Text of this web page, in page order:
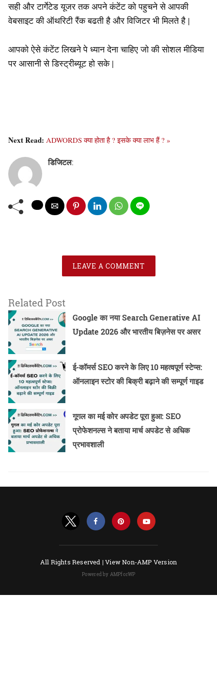
सही और टार्गेटेड यूजर तक अपने कंटेंट को पहुचने से आपकी
वेबसाइट की ऑथरिटी रैंक बढती है और विजिटर भी मिलते है |
आपको ऐसे कंटेंट लिखने पे ध्यान देना चाहिए जो की सोशल मीडिया
पर आसानी से डिस्ट्रीब्यूट हो सके |
Next Read: ADWORDS क्या होता है ? इसके क्या लाभ हैं ? »
डिजिटल:
LEAVE A COMMENT
Related Post
Google का नया Search Generative AI
Update 2026 और भारतीय बिज़नेस पर असर
ई-कॉमर्स SEO करने के लिए 10 महत्वपूर्ण स्टेप्स:
ऑनलाइन स्टोर की बिक्री बढ़ाने की सम्पूर्ण गाइड
गूगल का मई कोर अपडेट पूरा हुआ: SEO
प्रोफेशनल्स ने बताया मार्च अपडेट से अधिक
प्रभावशाली
All Rights Reserved |View Non-AMP Version
Powered by AMPforWP